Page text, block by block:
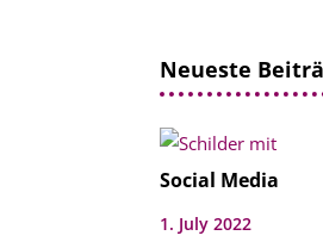
Neueste
Social Media
1. July 2022